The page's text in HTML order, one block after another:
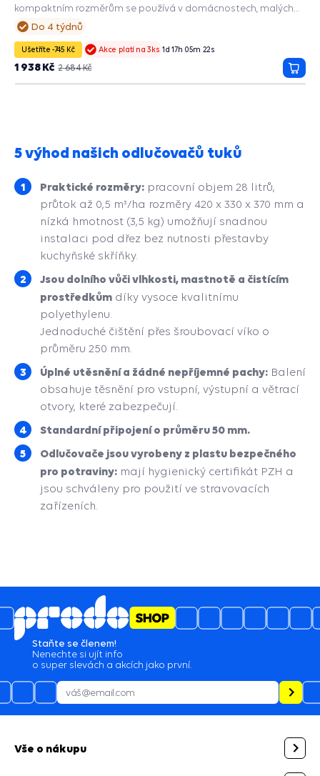
Do 4 týdnů
kompaktním rozměrům se používá v domácnostech, malých
kavárnách a kancelářských jídelnách.
Ušetříte -745 Kč Akce platí na 3ks 1d 17h 05m 22s
2 684 Kč
1 938 Kč
do
5 výhod našich odlučovačů tuků
Praktické rozměry: pracovní objem 28 litrů,
průtok až 0,5 m³/ha rozměry 420 x 330 x 370 mm a
nízká hmotnost (3,5 kg) umožňují snadnou
instalaci pod dřez bez nutnosti přestavby
kuchyňské skříňky.
Jsou dolního vůči vlhkosti, mastnotě a čistícím
prostředkům díky vysoce kvalitnímu
polyethylenu.
Jednoduché čištění přes šroubovací víko o
průměru 250 mm.
Úplné utěsnění a žádné nepříjemné pachy: Balení
obsahuje těsnění pro vstupní, výstupní a větrací
otvory, které zabezpečují.
Standardní připojení o průměru 50 mm.
Odlučovače jsou vyrobeny z plastu bezpečného
pro potraviny: mají hygienický certifikát PZH a
jsou schváleny pro použití ve stravovacích
zařízeních.
Staňte se členem!
Nenechte si ujít info
o super slevách a akcích jako první.
Vše o nákupu